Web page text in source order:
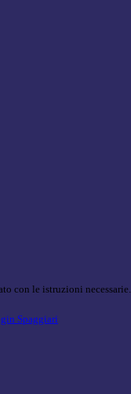
con le istruzioni necessarie.
Spaggiari